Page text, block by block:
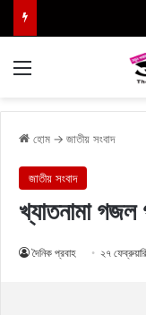
হোম → জাতীয় সংবাদ
জাতীয় সংবাদ
খ্যাতনামা
দৈনিক প্রবাহ ২৭